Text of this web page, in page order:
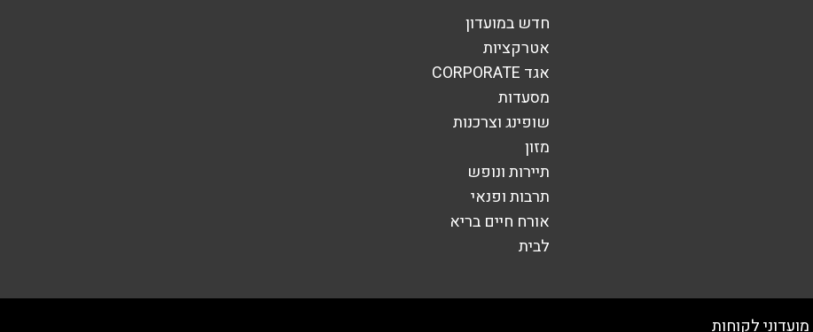
חדש במועדון
אטרקציות
אגד CORPORATE
מסעדות
שופינג וצרכנות
מזון
תיירות ונופש
תרבות ופנאי
אורח חיים בריא
לבית